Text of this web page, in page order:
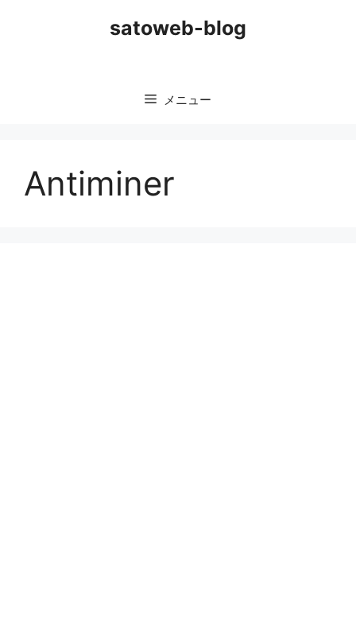
satoweb-blog
メニュー
Antiminer